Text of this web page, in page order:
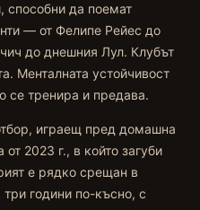
способни да поемат
— от Фелипе Рейес до
до днешния Лул. Клубът
Ментaлната устойчивост
се тренира и предава.
играещ пред домашна
2023 г., в който загуби
е рядко срещан в
години по-късно, с